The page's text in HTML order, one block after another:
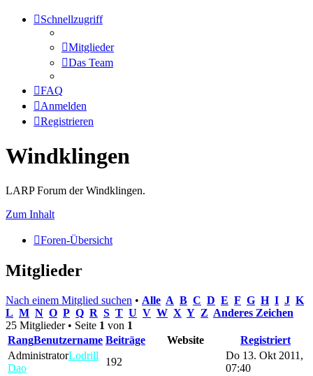
Schnellzugriff
Mitglieder
Das Team
FAQ
Anmelden
Registrieren
Windklingen
LARP Forum der Windklingen.
Zum Inhalt
Foren-Übersicht
Mitglieder
Nach einem Mitglied suchen • Alle A B C D E F G H I J K
L M N O P Q R S T U V W X Y Z Anderes Zeichen
25 Mitglieder • Seite 1 von 1
RangBenutzername Beiträge Website
Registriert
AdministratorLodrill
Dao
192
Do 13. Okt 2011,
07:40